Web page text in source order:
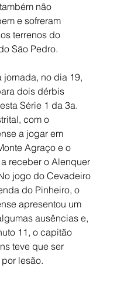
não
e sofreram
terrenos do
São Pedro.
jornada, no dia 19,
dois dérbis
Série 1 da 3a.
com o
a jogar em
Agraço e o
receber o Alenquer
jogo do Cevadeiro
do Pinheiro, o
apresentou um
ausências e,
11, o capitão
teve que ser
lesão.